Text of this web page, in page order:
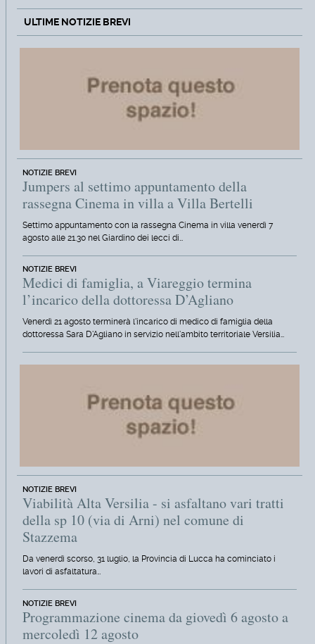
ULTIME NOTIZIE BREVI
NOTIZIE BREVI
Jumpers al settimo appuntamento della
rassegna Cinema in villa a Villa Bertelli
Settimo appuntamento con la rassegna Cinema in villa venerdì 7
agosto alle 21.30 nel Giardino dei lecci di…
NOTIZIE BREVI
Medici di famiglia, a Viareggio termina
l’incarico della dottoressa D’Agliano
Venerdì 21 agosto terminerà l'incarico di medico di famiglia della
dottoressa Sara D'Agliano in servizio nell'ambito territoriale Versilia…
NOTIZIE BREVI
Viabilità Alta Versilia - si asfaltano vari tratti
della sp 10 (via di Arni) nel comune di
Stazzema
Da venerdì scorso, 31 luglio, la Provincia di Lucca ha cominciato i
lavori di asfaltatura…
NOTIZIE BREVI
Programmazione cinema da giovedì 6 agosto a
mercoledì 12 agosto